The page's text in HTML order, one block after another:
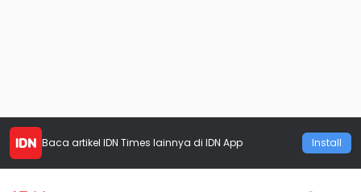
Baca artikel IDN Times lainnya di IDN App Install